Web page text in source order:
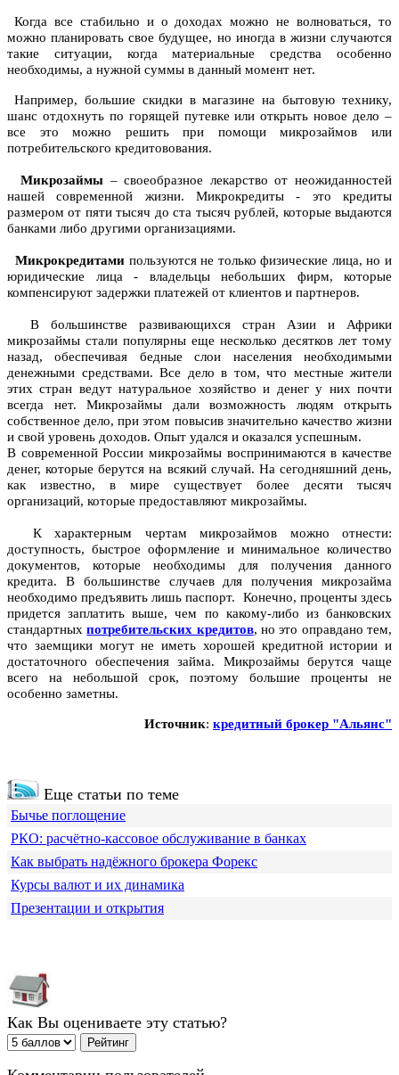
Когда все стабильно и о доходах можно не волноваться, то
можно планировать свое будущее, но иногда в жизни случаются
такие ситуации, когда материальные средства особенно
необходимы, а нужной суммы в данный момент нет.
Например, большие скидки в магазине на бытовую технику,
шанс отдохнуть по горящей путевке или открыть новое дело –
все это можно решить при помощи микрозаймов или
потребительского кредитовования.
Микрозаймы – своеобразное лекарство от неожиданностей
нашей современной жизни. Микрокредиты - это кредиты
размером от пяти тысяч до ста тысяч рублей, которые выдаются
банками либо другими организациями.
Микрокредитами пользуются не только физические лица, но и
юридические лица - владельцы небольших фирм, которые
компенсируют задержки платежей от клиентов и партнеров.
В большинстве развивающихся стран Азии и Африки
микрозаймы стали популярны еще несколько десятков лет тому
назад, обеспечивая бедные слои населения необходимыми
денежными средствами. Все дело в том, что местные жители
этих стран ведут натуральное хозяйство и денег у них почти
всегда нет. Микрозаймы дали возможность людям открыть
собственное дело, при этом повысив значительно качество жизни
и свой уровень доходов. Опыт удался и оказался успешным.
В современной России микрозаймы воспринимаются в качестве
денег, которые берутся на всякий случай. На сегодняшний день,
как известно, в мире существует более десяти тысяч
организаций, которые предоставляют микрозаймы.
К характерным чертам микрозаймов можно отнести:
доступность, быстрое оформление и минимальное количество
документов, которые необходимы для получения данного
кредита. В большинстве случаев для получения микрозайма
необходимо предъявить лишь паспорт. Конечно, проценты здесь
придется заплатить выше, чем по какому-либо из банковских
стандартныхпотребительских кредитов, но это оправдано тем,
что заемщики могут не иметь хорошей кредитной истории и
достаточного обеспечения займа. Микрозаймы берутся чаще
всего на небольшой срок, поэтому большие проценты не
особенно заметны.
Источник: кредитный брокер "Альянс"
Еще статьи по теме
Бычье поглощение
РКО: расчётно-кассовое обслуживание в банках
Как выбрать надёжного брокера Форекс
Курсы валют и их динамика
Презентации и открытия
Как Вы оцениваете эту статью?